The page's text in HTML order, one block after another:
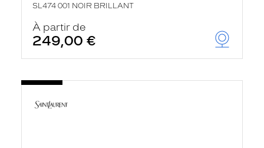
SL474 001 NOIR BRILLANT
À partir de
249,00 €